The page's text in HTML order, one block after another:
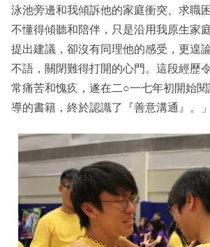
泳池旁邊和我傾訴他的家庭衝突、求職
不懂得傾聽和陪伴，只是沿用我原生家
提出建議，卻沒有同理他的感受，更遑
不語，關閉難得打開的心門。這段經歷
常痛苦和愧疚，遂在二○一七年初開始
導的書籍，終於認識了『善意溝通』。」